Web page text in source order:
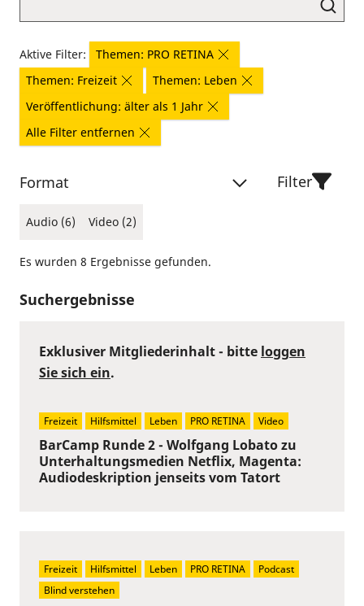
Aktive Filter:
Themen: PRO RETINA
Themen: Freizeit
Themen: Leben
Veröffentlichung: älter als 1 Jahr
Alle Filter entfernen
Format
Audio (6) Video (2)
Filter
Es wurden 8 Ergebnisse gefunden.
Suchergebnisse
BarCamp Runde 2 - Wolfgang Lobato zu
Unterhaltungsmedien Netflix, Magenta:
Audiodeskription jenseits vom Tatort
Exklusiver Mitgliederinhalt - bitte loggen
Sie sich ein.
Freizeit Hilfsmittel Leben PRO RETINA Video
Freizeit Hilfsmittel Leben PRO RETINA
Podcast
Blind verstehen